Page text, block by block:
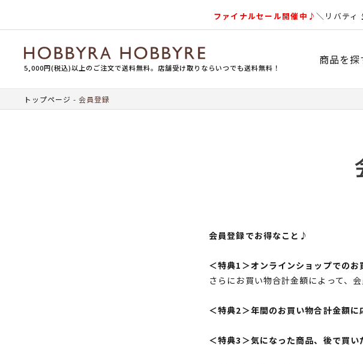
ファイナルセール開催中♪＼リバティ
5,000円(税込)以上のご注文で送料無料。店舗受け取りならいつでも送料無料！
商品を探
トップページ 会員登録
会員登録でお得なこと♪
＜特典1＞オンラインショップでのお
さらにお買い物合計金額によって、
＜特典2＞年間のお買い物合計金額
＜特典3＞気になった商品、後で買